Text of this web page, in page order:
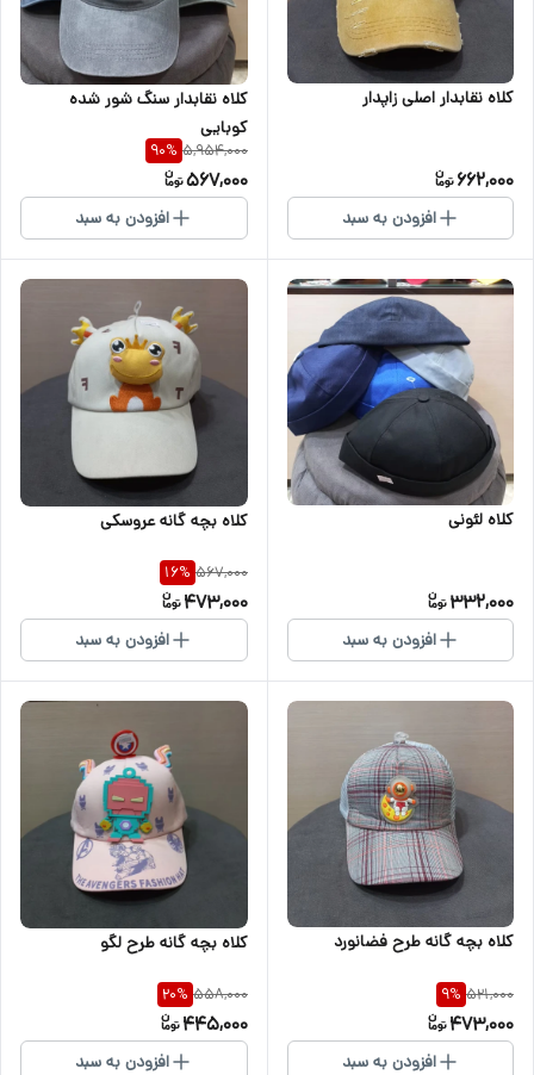
کلاه نقابدار اصلی زاپدار
662,000
افزودن به سبد
کلاه نقابدار سنگ شور شده
کوبایی
5,954,000
90%
567,000
افزودن به سبد
کلاه لئونی
332,000
افزودن به سبد
کلاه بچه گانه عروسکی
567,000
16%
473,000
افزودن به سبد
کلاه بچه گانه طرح فضانورد
521,000
9%
473,000
افزودن به سبد
کلاه بچه گانه طرح لگو
558,000
20%
445,000
افزودن به سبد